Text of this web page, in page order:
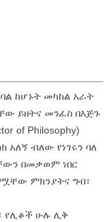
ከሆኑት መካከል አራት
ይዘትና መንፈስ በእጅጉ
of Philosophy)
አለኝ ብለው የነገሩን ባለ
በመቃወም ነበር
ምክንያትና ግብ፣
የሊቆች ሁሉ ሊቅ